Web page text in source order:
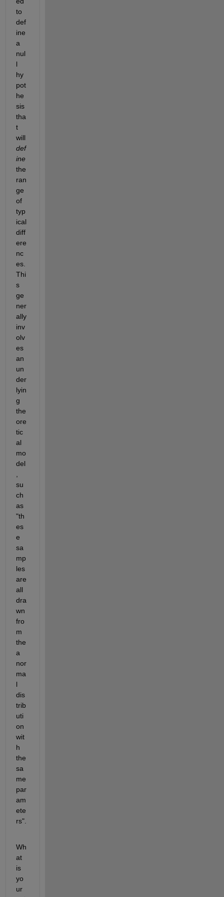
to
def
ine
a
nul
l
hy
pot
he
sis
tha
t
will
def
ine
the
ran
ge
of
typ
ical
diff
ere
nc
es.
Thi
s
ge
ner
ally
inv
olv
es
an
un
der
lyin
g
the
ore
tic
al
mo
del
su
ch
as
"th
es
e
sa
mp
les
are
all
dra
wn
fro
m
the
a
nor
ma
l
dis
trib
uti
on
wit
h
the
sa
me
par
am
ete
rs".
Wh
at
is
yo
ur